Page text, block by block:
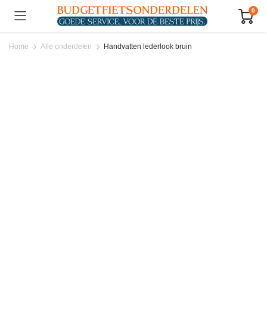
0
Home Alle onderdelen Handvatten lederlook bruin